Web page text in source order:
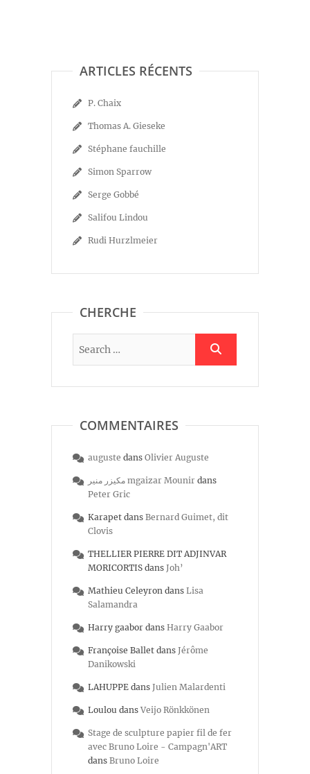
ARTICLES RÉCENTS
P. Chaix
Thomas A. Gieseke
Stéphane fauchille
Simon Sparrow
Serge Gobbé
Salifou Lindou
Rudi Hurzlmeier
CHERCHE
COMMENTAIRES
auguste dans Olivier Auguste
مكيزر منير mgaizar Mounir dans
Peter Gric
Karapet dans Bernard Guimet, dit
Clovis
THELLIER PIERRE DIT ADJINVAR
MORICORTIS dans Joh’
Mathieu Celeyron dans Lisa
Salamandra
Harry gaabor dans Harry Gaabor
Françoise Ballet dans Jérôme
Danikowski
LAHUPPE dans Julien Malardenti
Loulou dans Veijo Rönkkönen
Stage de sculpture papier fil de fer
avec Bruno Loire - Campagn'ART
dans Bruno Loire